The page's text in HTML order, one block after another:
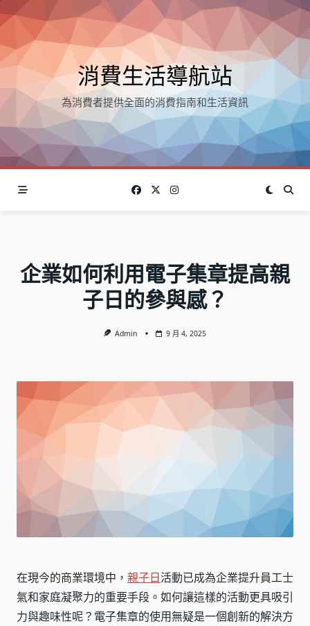
Skip
to
content
消費生活導航站
為消費者提供全面的消費指南和生活資訊
企業如何利用電子集章提高親
子日的參與感？
Admin 9 月 4, 2025
在現今的商業環境中， 親子日活動已成為企業提升員工士
氣和家庭凝聚力的重要手段。如何讓這樣的活動更具吸引
力與趣味性呢？電子集章的使用無疑是一個創新的解決方